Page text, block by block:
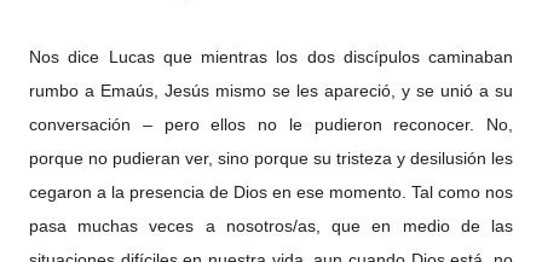
Nos dice Lucas que mientras los dos discípulos caminaban
rumbo a Emaús, Jesús mismo se les apareció, y se unió a su
conversación – pero ellos no le pudieron reconocer. No,
porque no pudieran ver, sino porque su tristeza y desilusión les
cegaron a la presencia de Dios en ese momento. Tal como nos
pasa muchas veces a nosotros/as, que en medio de las